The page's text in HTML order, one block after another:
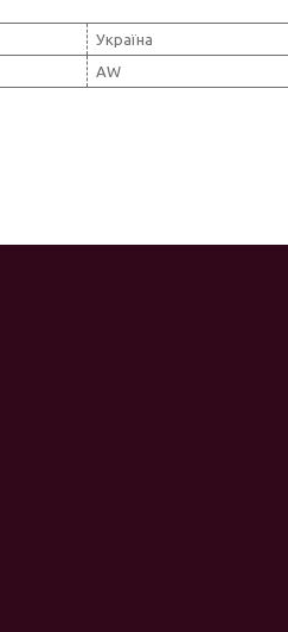
Україна
AW